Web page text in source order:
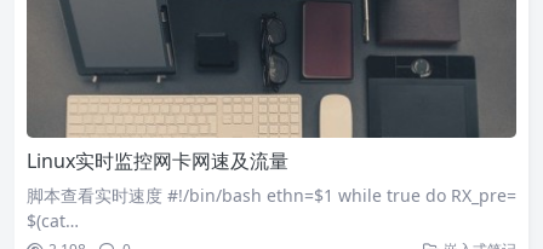
Linux实时监控网卡网速及流量
脚本查看实时速度 #!/bin/bash ethn=$1 while true do RX_pre=
$(cat…